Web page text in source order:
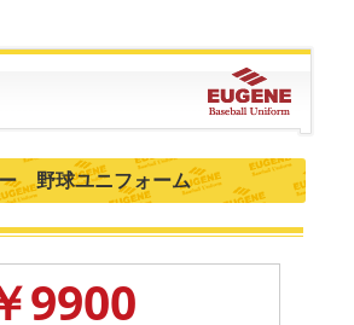
野球ユニフォーム
9900